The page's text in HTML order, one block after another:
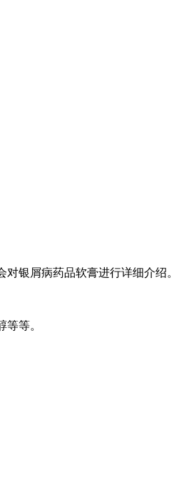
银屑病药品软膏进行详细介绍。
等。